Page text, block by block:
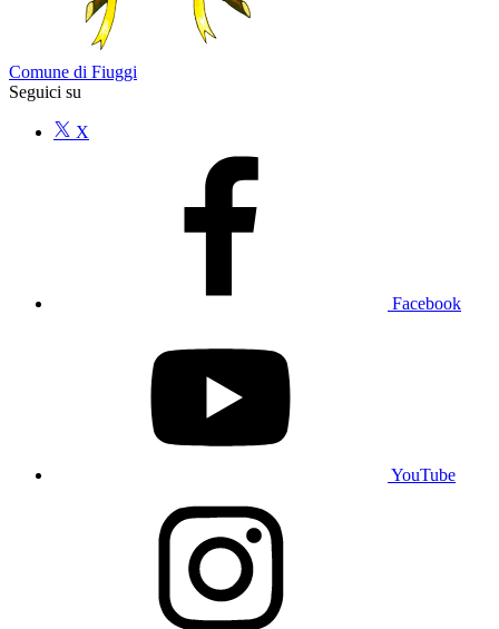
Comune di Fiuggi
Seguici su
X
Facebook
YouTube